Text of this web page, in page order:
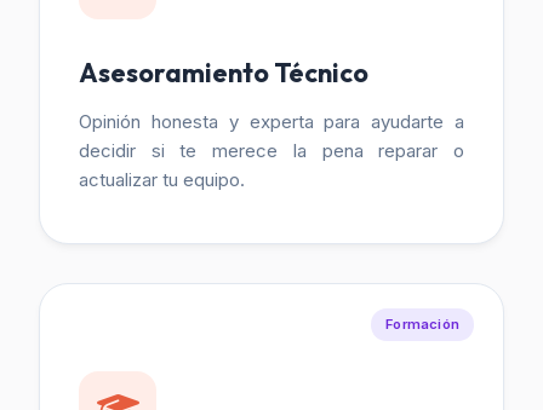
Asesoramiento Técnico
Opinión honesta y experta para ayudarte a
decidir si te merece la pena reparar o
actualizar tu equipo.
Formación